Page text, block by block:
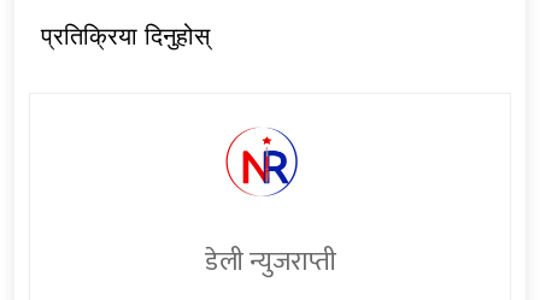
प्रतिक्रिया दिनुहोस्
डेली न्युजराप्ती